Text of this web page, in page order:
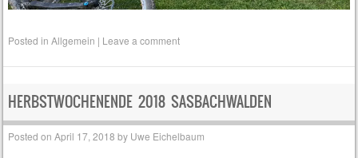
Posted inAllgemein | Leave a comment
HERBSTWOCHENENDE 2018 SASBACHWALDEN
Posted onApril 17, 2018 by Uwe Eichelbaum